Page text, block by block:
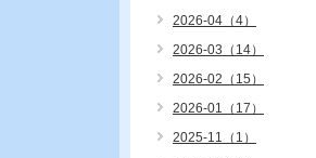
2026-04（4）
2026-03（14）
2026-02（15）
2026-01（17）
2025-11（1）